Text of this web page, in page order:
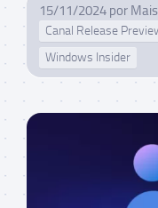
15/11/2024 por
Canal Release
Windows Insider